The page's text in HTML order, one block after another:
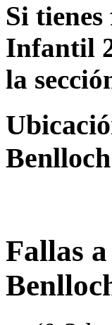
Si
Infantil
la
Benlloch
Fallas